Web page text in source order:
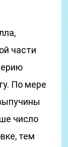
части
По мере
число
тем